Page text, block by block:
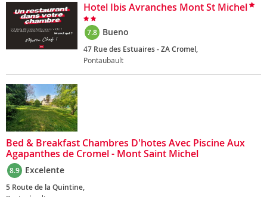
Hotel Ibis Avranches Mont St Michel
7.8 Bueno
47 Rue des Estuaires - ZA Cromel,
Pontaubault
Bed & Breakfast Chambres D'hotes Avec Piscine Aux
Agapanthes de Cromel - Mont Saint Michel
8.9 Excelente
5 Route de la Quintine,